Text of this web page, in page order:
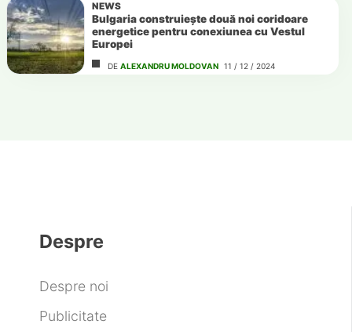
NEWS
Bulgaria construiește două noi coridoare
energetice pentru conexiunea cu Vestul
Europei
DE ALEXANDRU MOLDOVAN 11 / 12 / 2024
Despre
Despre noi
Publicitate